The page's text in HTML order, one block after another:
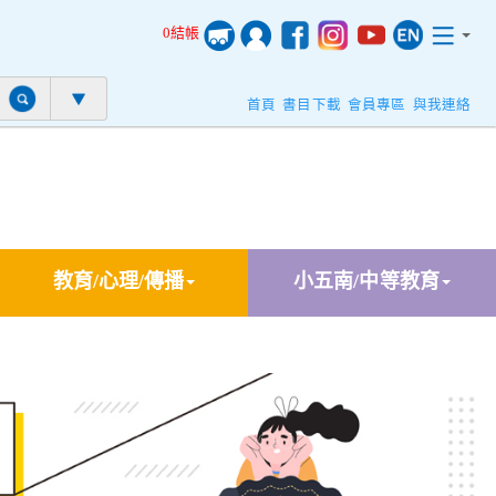
0結帳
首頁 書目下載 會員專區 與我連絡
教育/心理/傳播 小五南/中等教育